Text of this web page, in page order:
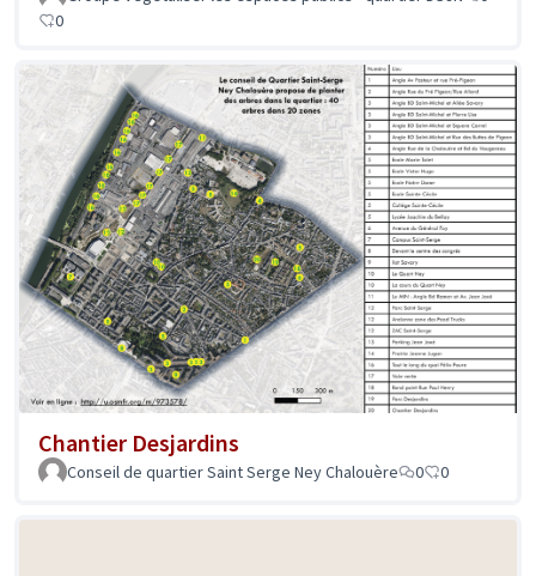
0
Chantier Desjardins
Conseil de quartier Saint Serge Ney Chalouère 0 0